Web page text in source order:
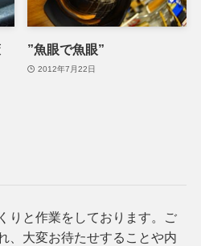
”魚眼で魚眼”
2012年7月22日
りと作業をしております。ご
、大変お待たせすることや内